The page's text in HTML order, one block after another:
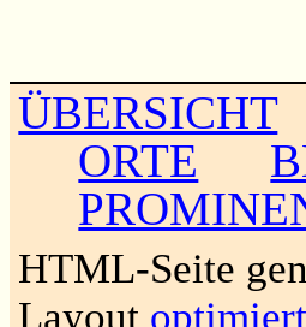
ÜBERSICHT
ORTE
HTML-Seite
Layout optimiert